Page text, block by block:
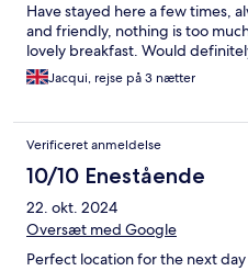
Have stayed here a few times,
and friendly, nothing is too
lovely breakfast. Would
Jacqui, rejse på 3 nætter
Verificeret anmeldelse
10/10 Enestående
22. okt. 2024
Oversæt med Google
Perfect location for the next day